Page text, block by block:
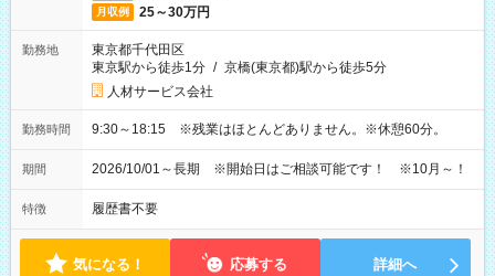
月収例 25～30万円
勤務地
東京都千代田区
東京駅から徒歩1分 / 京橋(東京都)駅から徒歩5分
人材サービス会社
勤務時間 9:30～18:15 ※残業はほとんどありません。※休憩60分。
期間 2026/10/01～長期 ※開始日はご相談可能です！ ※10月～！
特徴 履歴書不要
気になる！ 応募する 詳細へ